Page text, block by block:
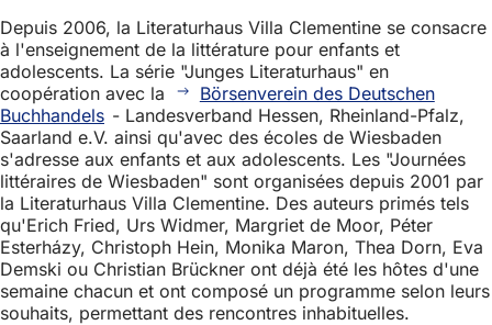
Depuis 2006, la Literaturhaus Villa Clementine se consacre
à l'enseignement de la littérature pour enfants et
adolescents. La série "Junges Literaturhaus" en
coopération avec la
Börsenverein des Deutschen
Buchhandels - Landesverband Hessen, Rheinland-Pfalz,
Saarland e.V. ainsi qu'avec des écoles de Wiesbaden
s'adresse aux enfants et aux adolescents. Les "Journées
littéraires de Wiesbaden" sont organisées depuis 2001 par
la Literaturhaus Villa Clementine. Des auteurs primés tels
qu'Erich Fried, Urs Widmer, Margriet de Moor, Péter
Esterházy, Christoph Hein, Monika Maron, Thea Dorn, Eva
Demski ou Christian Brückner ont déjà été les hôtes d'une
semaine chacun et ont composé un programme selon leurs
souhaits, permettant des rencontres inhabituelles.